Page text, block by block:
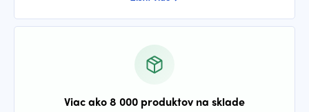
Viac ako 8 000 produktov na sklade